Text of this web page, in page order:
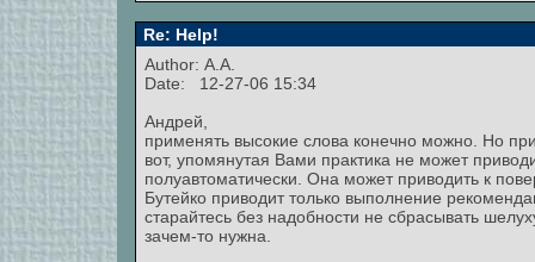
Re: Help!
Author: А.А.
Date: 12-27-06 15:34
Андрей,
применять высокие слова конечно можно. Но
вот, упомянутая Вами практика не может
полуавтоматически. Она может приводить к
Бутейко приводит только выполнение
старайтесь без надобности не сбрасывать
зачем-то нужна.